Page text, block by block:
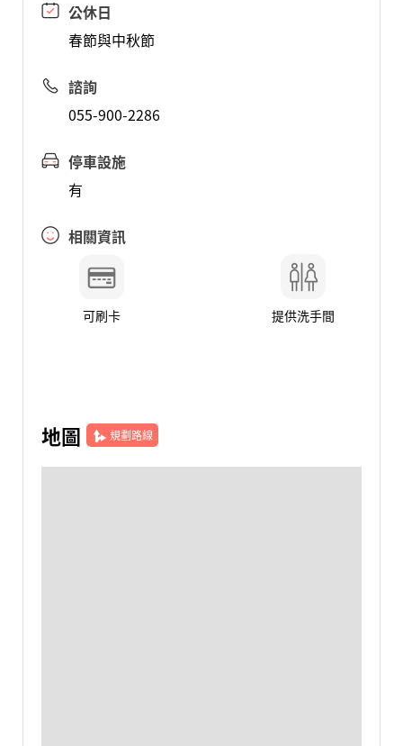
公休日
春節與中秋節
諮詢
055-900-2286
停車設施
有
相關資訊
可刷卡 提供洗手間
地圖 規劃路線